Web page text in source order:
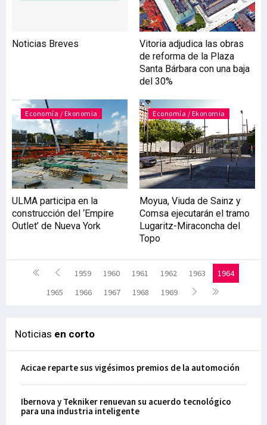
Noticias Breves
Vitoria adjudica las obras
de reforma de la Plaza
Santa Bárbara con una baja
del 30%
Economía / Ekonomia
ULMA participa en la
construcción del ‘Empire
Outlet’ de Nueva York
Economía / Ekonomia
Moyua, Viuda de Sainz y
Comsa ejecutarán el tramo
Lugaritz-Miraconcha del
Topo
1959 1960 1961 1962 1963
1964
1965
1966 1967 1968 1969
Noticias en corto
Acicae reparte sus vigésimos premios de la automoción
Ibernova y Tekniker renuevan su acuerdo tecnológico
para una industria inteligente